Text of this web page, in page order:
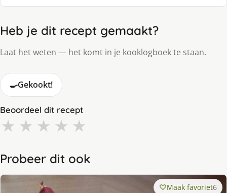
Heb je dit recept gemaakt?
Laat het weten — het komt in je kooklogboek te staan.
🍳Gekookt!
Beoordeel dit recept
★ ★ ★ ★ ★
Probeer dit ook
Maak favoriet6